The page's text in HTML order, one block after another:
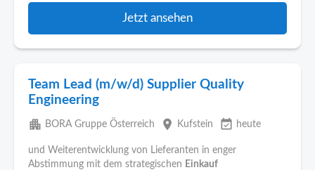
Jetzt ansehen
Team Lead (m/w/d) Supplier Quality
Engineering
apartment BORA Gruppe Österreich place Kufstein event_available heute
und Weiterentwicklung von Lieferanten in enger
Abstimmung mit dem strategischen Einkauf